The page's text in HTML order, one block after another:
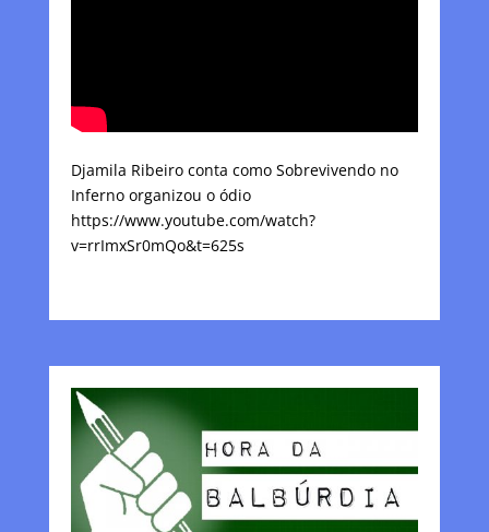
Djamila Ribeiro conta como Sobrevivendo no
Inferno organizou o ódio
https://www.youtube.com/watch?
v=rrImxSr0mQo&t=625s